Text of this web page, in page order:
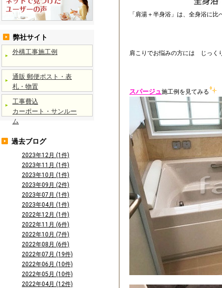
「肩湯＋半身浴」は、全身浴に
肩こりでお悩みの方には じっく
スパージュ施工例を見てみる
弊社サイト
外構工事施工例
通販 郵便ポスト・表
札・物置
工事費込
カーポート・サンルー
ム
過去ブログ
2023年12月 (1件)
2023年11月 (1件)
2023年10月 (1件)
2023年09月 (2件)
2023年07月 (1件)
2023年04月 (1件)
2022年12月 (1件)
2022年11月 (6件)
2022年10月 (7件)
2022年08月 (6件)
2022年07月 (19件)
2022年06月 (10件)
2022年05月 (10件)
2022年04月 (12件)